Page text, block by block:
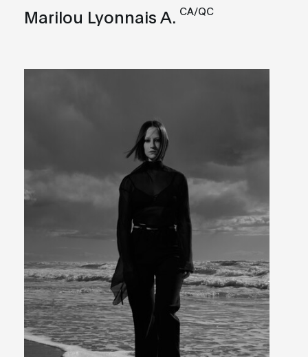
Marilou Lyonnais A. CA/QC